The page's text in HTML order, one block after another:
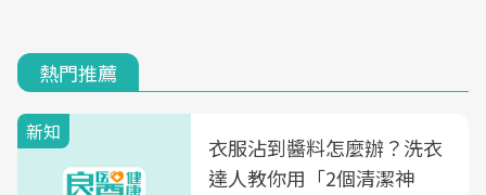
熱門推薦
新知
衣服沾到醬料怎麼辦？洗衣
達人教你用「2個清潔神